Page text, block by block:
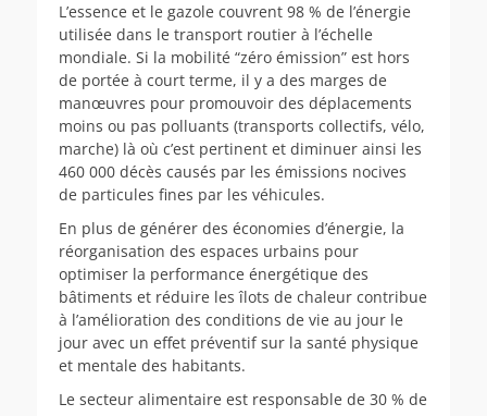
L’essence et le gazole couvrent 98 % de l’énergie
utilisée dans le transport routier à l’échelle
mondiale. Si la mobilité “zéro émission” est hors
de portée à court terme, il y a des marges de
manœuvres pour promouvoir des déplacements
moins ou pas polluants (transports collectifs, vélo,
marche) là où c’est pertinent et diminuer ainsi les
460 000 décès causés par les émissions nocives
de particules fines par les véhicules.
En plus de générer des économies d’énergie, la
réorganisation des espaces urbains pour
optimiser la performance énergétique des
bâtiments et réduire les îlots de chaleur contribue
à l’amélioration des conditions de vie au jour le
jour avec un effet préventif sur la santé physique
et mentale des habitants.
Le secteur alimentaire est responsable de 30 % de